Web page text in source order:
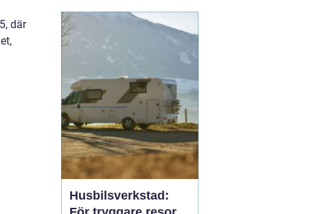
där
lättskötta golvlösningar.
I moderna
produktionsmiljöer
behöver golvet vara mer
än bara en slityta. Golvet
ska tåla tung trafi...
Husbilsverkstad: